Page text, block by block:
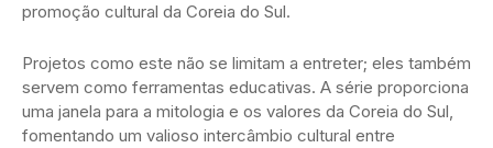
promoção cultural da Coreia do Sul.
Projetos como este não se limitam a entreter; eles também
servem como ferramentas educativas. A série proporciona
uma janela para a mitologia e os valores da Coreia do Sul,
fomentando um valioso intercâmbio cultural entre